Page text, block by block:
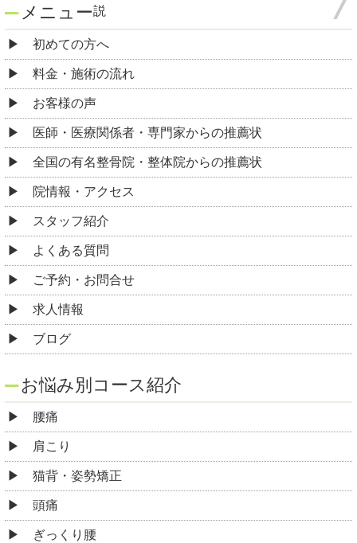
説
メニュー
初めての方へ
料金・施術の流れ
お客様の声
医師・医療関係者・専門家からの推薦状
全国の有名整骨院・整体院からの推薦状
院情報・アクセス
スタッフ紹介
よくある質問
ご予約・お問合せ
求人情報
ブログ
お悩み別コース紹介
腰痛
肩こり
猫背・姿勢矯正
頭痛
ぎっくり腰